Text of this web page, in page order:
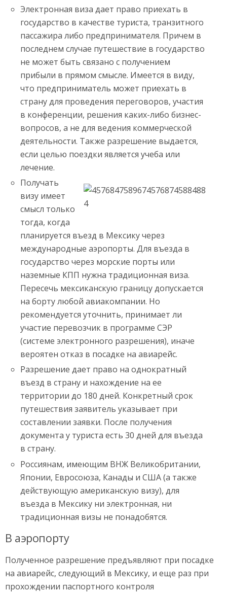
Электронная виза дает право приехать в
государство в качестве туриста, транзитного
пассажира либо предпринимателя. Причем в
последнем случае путешествие в государство
не может быть связано с получением
прибыли в прямом смысле. Имеется в виду,
что предприниматель может приехать в
страну для проведения переговоров, участия
в конференции, решения каких-либо бизнес-
вопросов, а не для ведения коммерческой
деятельности. Также разрешение выдается,
если целью поездки является учеба или
лечение.
Получать
визу имеет
смысл только
тогда, когда
планируется въезд в Мексику через
международные аэропорты. Для въезда в
государство через морские порты или
наземные КПП нужна традиционная виза.
Пересечь мексиканскую границу допускается
на борту любой авиакомпании. Но
рекомендуется уточнить, принимает ли
участие перевозчик в программе СЭР
(системе электронного разрешения), иначе
вероятен отказ в посадке на авиарейс.
Разрешение дает право на однократный
въезд в страну и нахождение на ее
территории до 180 дней. Конкретный срок
путешествия заявитель указывает при
составлении заявки. После получения
документа у туриста есть 30 дней для въезда
в страну.
Россиянам, имеющим ВНЖ Великобритании,
Японии, Евросоюза, Канады и США (а также
действующую американскую визу), для
въезда в Мексику ни электронная, ни
традиционная визы не понадобятся.
В аэропорту
Полученное разрешение предъявляют при посадке
на авиарейс, следующий в Мексику, и еще раз при
прохождении паспортного контроля